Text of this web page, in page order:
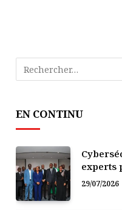
EN CONTINU
experts
29/07/2026